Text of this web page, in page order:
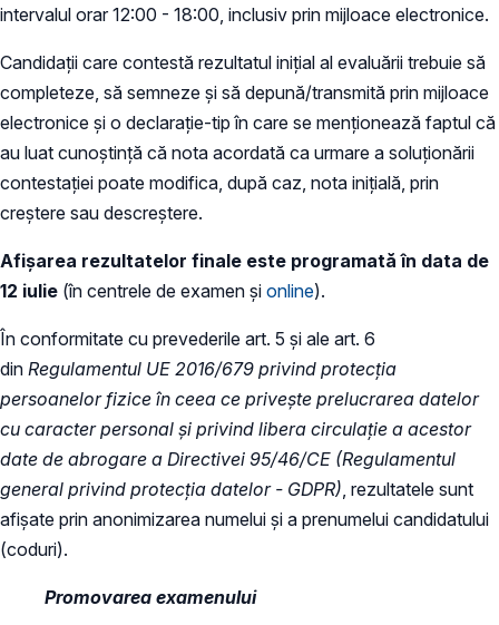
intervalul orar 12:00 - 18:00, inclusiv prin mijloace electronice.
Candidații care contestă rezultatul inițial al evaluării trebuie să
completeze, să semneze și să depună/transmită prin mijloace
electronice și o declarație-tip în care se menționează faptul că
au luat cunoștință că nota acordată ca urmare a soluționării
contestației poate modifica, după caz, nota inițială, prin
creștere sau descreștere.
Afișarea rezultatelor finale este programată în data de
12 iulie (în centrele de examen și online).
În conformitate cu prevederile art. 5 și ale art. 6
din Regulamentul UE 2016/679 privind protecția
persoanelor fizice în ceea ce privește prelucrarea datelor
cu caracter personal și privind libera circulație a acestor
date de abrogare a Directivei 95/46/CE (Regulamentul
general privind protecția datelor - GDPR) , rezultatele sunt
afișate prin anonimizarea numelui și a prenumelui candidatului
(coduri).
Promovarea examenului